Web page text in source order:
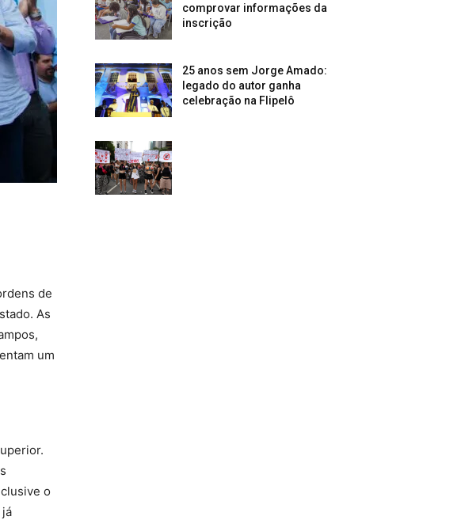
de
As
um
o
comprovar informações da
inscrição
25 anos sem Jorge Amado:
legado do autor ganha
celebração na Flipelô